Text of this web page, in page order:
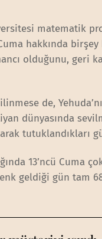
matematik
hakkında
olduğunu, geri
de,
dünyasında
tutuklandıkları
13’ncü Cuma
geldiği gün tam